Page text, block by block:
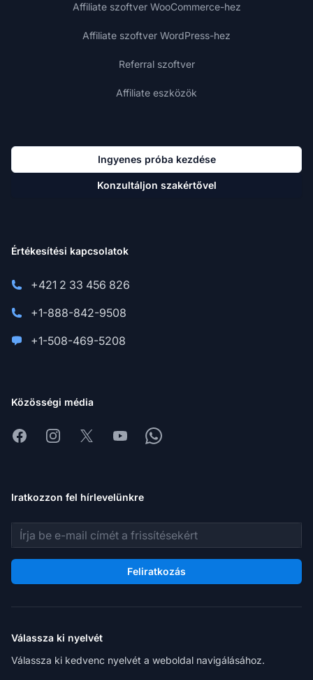
Affiliate szoftver WooCommerce-hez
Affiliate szoftver WordPress-hez
Referral szoftver
Affiliate eszközök
Ingyenes próba kezdése
Konzultáljon szakértővel
Értékesítési kapcsolatok
+421 2 33 456 826
+1-888-842-9508
+1-508-469-5208
Közösségi média
FacebookInstagram
X YoutubeWhatsapp
Iratkozzon fel hírlevelünkre
E-mail cím
Feliratkozás
Válassza ki nyelvét
Válassza ki kedvenc nyelvét a weboldal navigálásához.